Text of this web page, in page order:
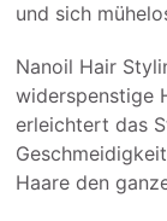
und sich
Nanoil Hair
widerspenstige
erleichtert das
Haare den